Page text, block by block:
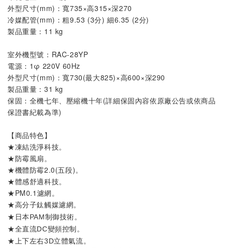
外型尺寸(mm)：寬735×高315×深270
冷媒配管(mm)：粗9.53 (3分) 細6.35 (2分)
製品重量：11 kg
室外機型號 ： RAC-28YP
電源：1φ 220V 60Hz
外型尺寸(mm)：寬730(最大825)×高600×深290
製品重量：31 kg
保固：全機七年、壓縮機十年(詳細保固內容依原廠公告或依商品
保證書紀載為準)
【商品特色】
★凍結洗淨科技。
★防霉風扇。
★機體防霉2.0(五段)。
★體感舒適科技。
★PM0.1濾網。
★高分子鈦觸媒濾網。
★ 日本PAM制御技術。
★全直流DC變頻控制 。
★上下左右3D立體氣流。